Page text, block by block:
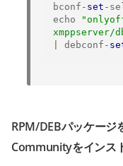
bconf - set -
echo
xmppserver/
debconf -
RPM/DEBパッケージ
Communityをインス